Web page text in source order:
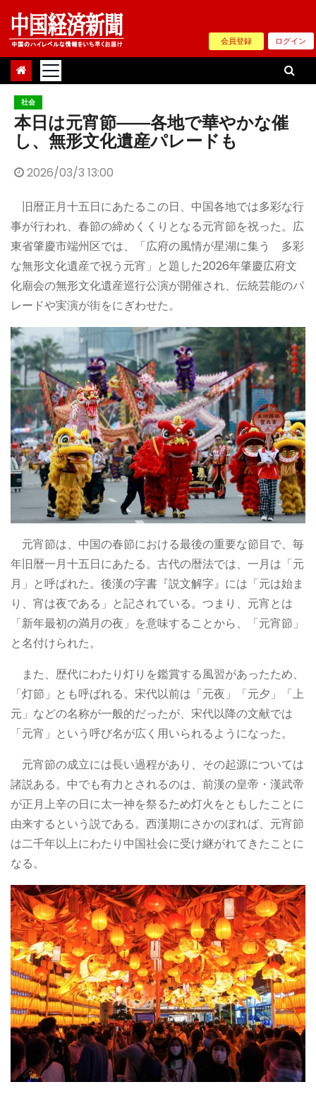
Skip
content
会員登録 ログイン
社会
本日は元宵節――各地で華やかな催
し、無形文化遺産パレードも
2026/03/3 13:00
旧暦正月十五日にあたるこの日、中国各地では多彩な行
事が行われ、春節の締めくくりとなる元宵節を祝った。広
東省肇慶市端州区では、「広府の風情が星湖に集う 多彩
な無形文化遺産で祝う元宵」と題した2026年肇慶広府文
化廟会の無形文化遺産巡行公演が開催され、伝統芸能のパ
レードや実演が街をにぎわせた。
元宵節は、中国の春節における最後の重要な節目で、毎
年旧暦一月十五日にあたる。古代の暦法では、一月は「元
月」と呼ばれた。後漢の字書『説文解字』には「元は始ま
り、宵は夜である」と記されている。つまり、元宵とは
「新年最初の満月の夜」を意味することから、「元宵節」
と名付けられた。
また、歴代にわたり灯りを鑑賞する風習があったため、
「灯節」とも呼ばれる。宋代以前は「元夜」「元夕」「上
元」などの名称が一般的だったが、宋代以降の文献では
「元宵」という呼び名が広く用いられるようになった。
元宵節の成立には長い過程があり、その起源については
諸説ある。中でも有力とされるのは、前漢の皇帝・漢武帝
が正月上辛の日に太一神を祭るため灯火をともしたことに
由来するという説である。西漢期にさかのぼれば、元宵節
は二千年以上にわたり中国社会に受け継がれてきたことに
なる。